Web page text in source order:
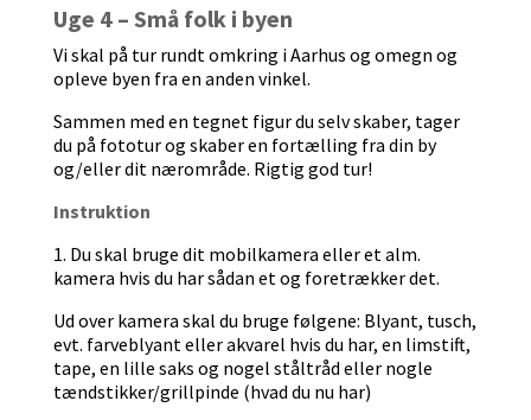
Uge 4 – Små folk i byen
Vi skal på tur rundt omkring i Aarhus og omegn og
opleve byen fra en anden vinkel.
Sammen med en tegnet figur du selv skaber, tager
du på fototur og skaber en fortælling fra din by
og/eller dit nærområde. Rigtig god tur!
Instruktion
1. Du skal bruge dit mobilkamera eller et alm.
kamera hvis du har sådan et og foretrækker det.
Ud over kamera skal du bruge følgene: Blyant, tusch,
evt. farveblyant eller akvarel hvis du har, en limstift,
tape, en lille saks og nogel ståltråd eller nogle
tændstikker/grillpinde (hvad du nu har)